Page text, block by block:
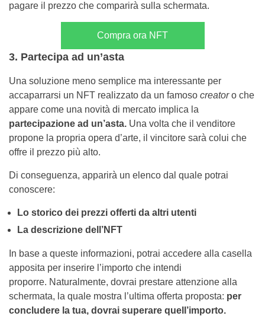
pagare il prezzo che comparirà sulla schermata.
Compra ora NFT
3. Partecipa ad un’asta
Una soluzione meno semplice ma interessante per
accaparrarsi un NFT realizzato da un famoso creatoro che
appare come una novità di mercato implica la
partecipazione ad un’asta. Una volta che il venditore
propone la propria opera d’arte, il vincitore sarà colui che
offre il prezzo più alto.
Di conseguenza, apparirà un elenco dal quale potrai
conoscere:
Lo storico dei prezzi offerti da altri utenti
La descrizione dell’NFT
In base a queste informazioni, potrai accedere alla casella
apposita per inserire l’importo che intendi
proporre. Naturalmente, dovrai prestare attenzione alla
schermata, la quale mostra l’ultima offerta proposta: per
concludere la tua, dovrai superare quell’importo.